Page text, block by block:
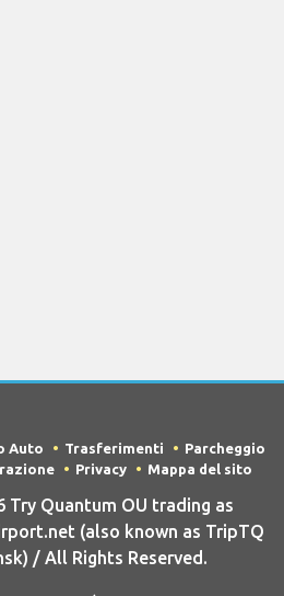
Auto Trasferimenti
Parcheggio
Privacy Mappa del sito
Try Quantum OU trading as
(also known as TripTQ
/ All Rights Reserved.